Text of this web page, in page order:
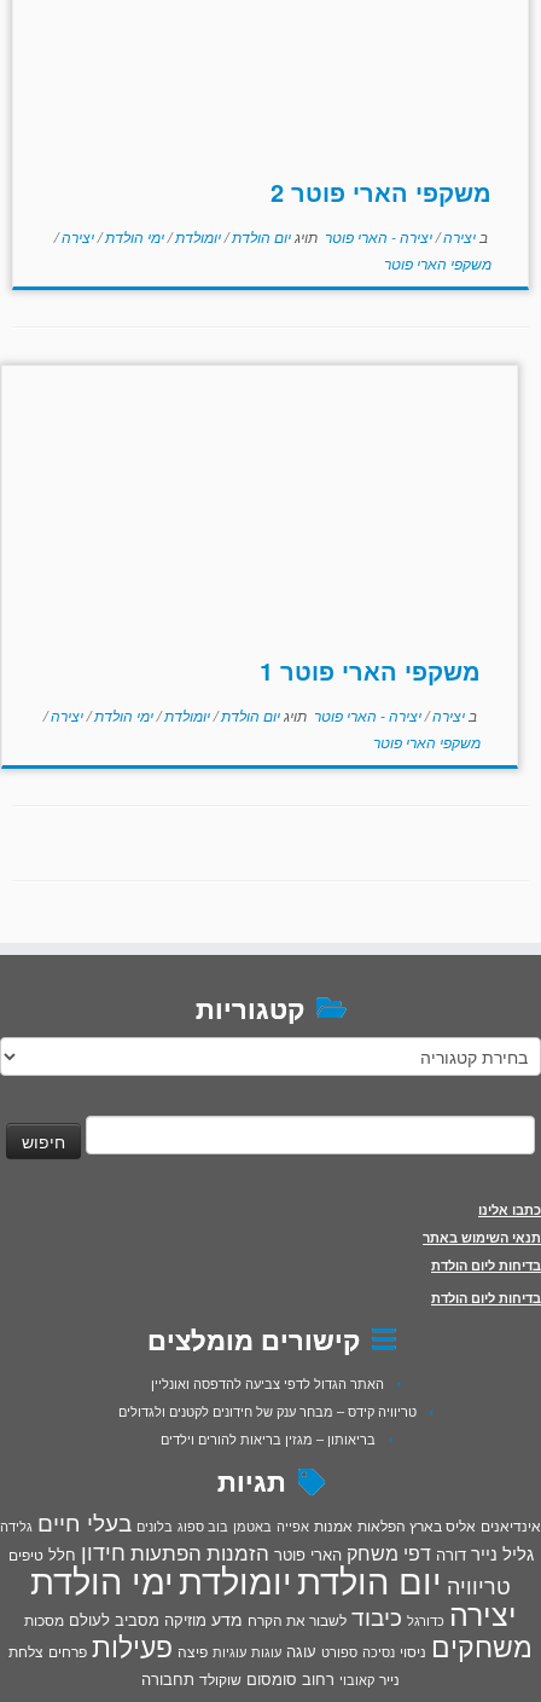
משקפי הארי פוטר 2
ב יצירה/יצירה - הארי פוטר תויגיום הולדת/יומולדת/ימי הולדת/יצירה/
משקפי הארי פוטר
משקפי הארי פוטר 1
ב יצירה/יצירה - הארי פוטר תויגיום הולדת/יומולדת/ימי הולדת/יצירה/
משקפי הארי פוטר
קטגוריות
קטגוריות
חיפוש:
כתבו אלינו
תנאי השימוש באתר
בדיחות ליום הולדת
בדיחות ליום הולדת
קישורים מומלצים
האתר הגדול לדפי צביעה להדפסה ואונליין
טריוויה קידס – מבחר ענק של חידונים לקטנים ולגדולים
בריאותון – מגזין בריאות להורים וילדים
תגיות
אינדיאנים אליס בארץ הפלאות אמנות אפייה באטמן בוב ספוג בלונים בעלי חיים גלידה
גליל נייר דורה דפי משחק הארי פוטר הזמנות הפתעות חידון חלל טיפים
טריוויה יום הולדתיומולדתימי הולדת
יצירה כדורגל כיבוד לשבור את הקרח מדע מוזיקה מסביב לעולם מסכות
משחקים ניסוי נסיכה ספורט עוגה עוגות עוגיות פיצה פעילות פרחים צלחת
נייר קאובוי רחוב סומסום שוקולד תחבורה